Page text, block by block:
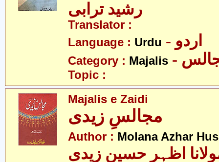
رشید ترابی
Translator :
Language : Urdu - اردو
Category : Majalis
Topic :
Majalis e Zaidi
مجالسِ زیدی
Author : Molana Azhar
اظہر حسین زیدی